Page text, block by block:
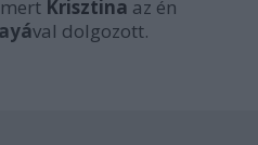
Krisztina az én
val dolgozott.